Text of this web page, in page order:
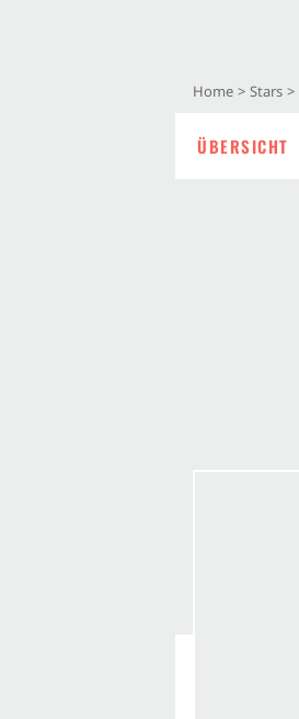
Home Stars
ÜBERSICHT